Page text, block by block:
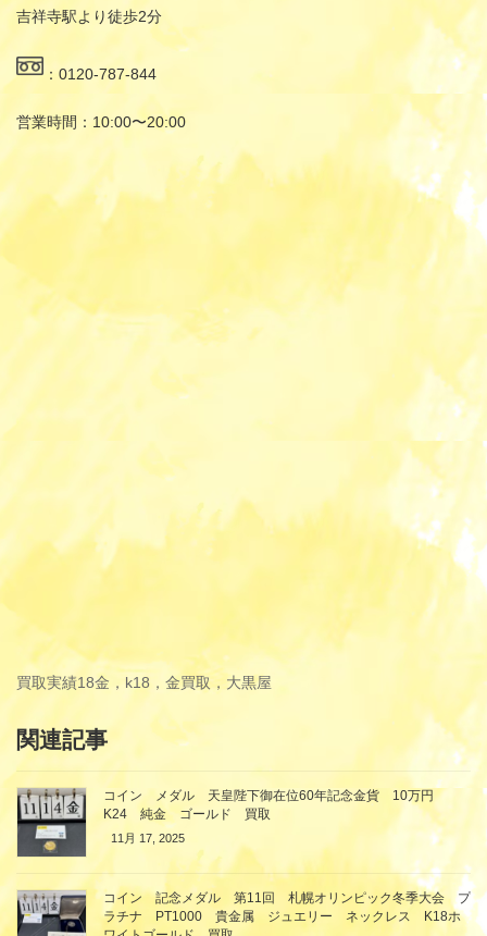
吉祥寺駅より徒歩2分
：0120-787-844
営業時間：10:00〜20:00
買取実績18金，k18，金買取，大黒屋
関連記事
コイン メダル 天皇陛下御在位60年記念金貨 10万円
K24 純金 ゴールド 買取
11月 17, 2025
コイン 記念メダル 第11回 札幌オリンピック冬季大会 プ
ラチナ PT1000 貴金属 ジュエリー ネックレス K18ホ